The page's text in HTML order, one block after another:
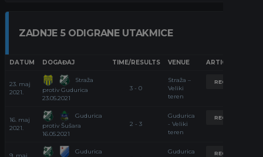
ZADNJE 5 ODIGRANE UTAKMICE
DATUM DOGAĐAJ TIME/RESULTS VENUE ARTICLE
23. maj
2021.
Straža
protiv Gudurica
23.05.2021
3 - 0
Straža –
Veliki
teren
RECAP
16. maj
2021.
Gudurica
protiv Šušara
16.05.2021
2 - 3
Gudurica
- Veliki
teren
RECAP
Gudurica
Gudurica
RECAP